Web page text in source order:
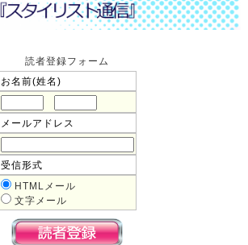
読者登録フォーム
お名前(姓名)
メールアドレス
受信形式
HTMLメール
文字メール